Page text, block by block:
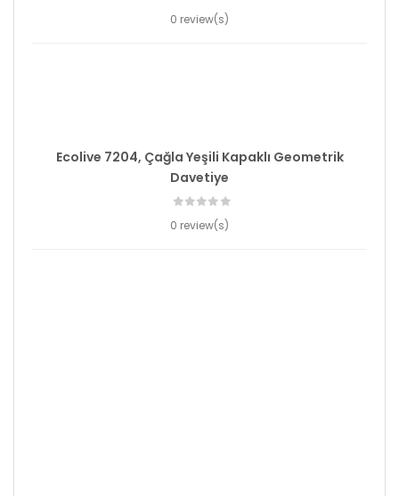
0 review(s)
Ecolive 7204, Çağla Yeşili Kapaklı Geometrik
Davetiye
0 review(s)